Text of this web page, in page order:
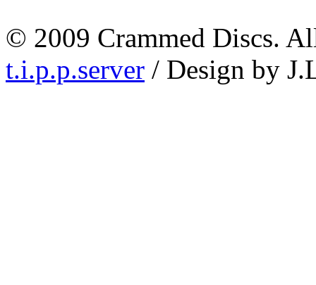
© 2009 Crammed Discs.
t.i.p.p.server / Design by